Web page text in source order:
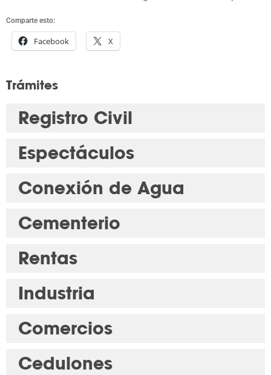
Comparte esto:
Facebook X
Trámites
Registro Civil
Espectáculos
Conexión de Agua
Cementerio
Rentas
Industria
Comercios
Cedulones